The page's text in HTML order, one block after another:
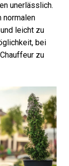
unerlässlich.
normalen
leicht zu
bei
zu